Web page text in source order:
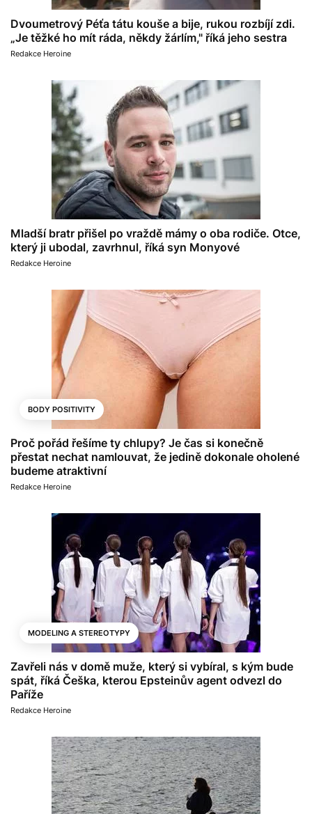
Dvoumetrový Péťa tátu kouše a bije, rukou rozbíjí zdi.
„Je těžké ho mít ráda, někdy žárlím," říká jeho sestra
Redakce Heroine
Mladší bratr přišel po vraždě mámy o oba rodiče. Otce,
který ji ubodal, zavrhnul, říká syn Monyové
Redakce Heroine
BODY POSITIVITY
Proč pořád řešíme ty chlupy? Je čas si konečně
přestat nechat namlouvat, že jedině dokonale oholené
budeme atraktivní
Redakce Heroine
MODELING A STEREOTYPY
Zavřeli nás v domě muže, který si vybíral, s kým bude
spát, říká Češka, kterou Epsteinův agent odvezl do
Paříže
Redakce Heroine